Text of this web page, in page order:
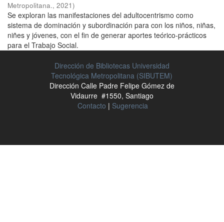
Metropolitana., 2021)
Se exploran las manifestaciones del adultocentrismo como
sistema de dominación y subordinación para con los niños, niñas,
niñes y jóvenes, con el fin de generar aportes teórico-prácticos
para el Trabajo Social.
Dirección de Bibliotecas Universidad
Tecnológica Metropolitana (SIBUTEM)
Dirección Calle Padre Felipe Gómez de
Vidaurre #1550, Santiago
Contacto | Sugerencia